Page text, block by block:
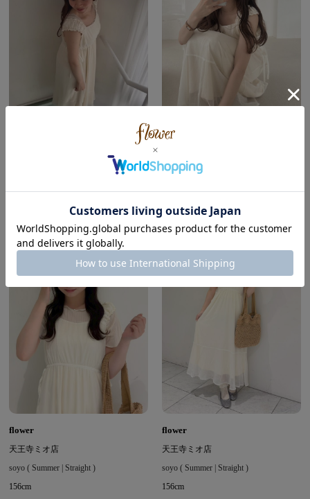
ルミネエスト新宿店
flower
天王寺ミオ店
soyo ( Summer | Straight )
156cm
flower
天王寺ミオ店
soyo ( Summer | Straight )
156cm